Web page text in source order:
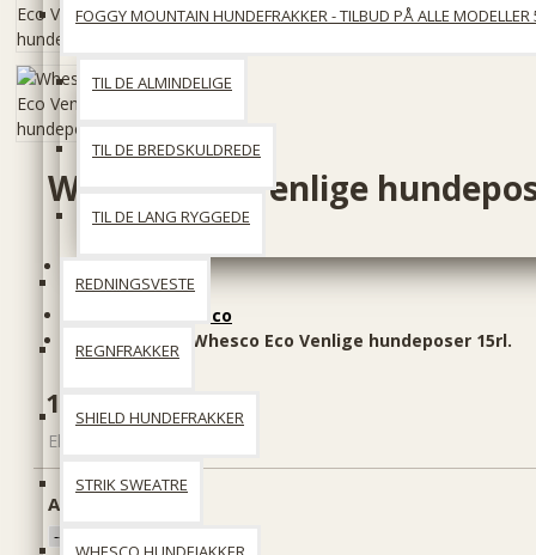
FOGGY MOUNTAIN HUNDEFRAKKER - TILBUD PÅ ALLE MODELLER
TIL DE ALMINDELIGE
TIL DE BREDSKULDREDE
TIL DE LANG RYGGEDE
REDNINGSVESTE
REGNFRAKKER
SHIELD HUNDEFRAKKER
STRIK SWEATRE
Whesco Eco Venlige
100 DKK
Ekskl. moms: 80 DKK
Whesco
Produktkode::
Whesco Eco Venlige hundeposer 15rl.
Antal